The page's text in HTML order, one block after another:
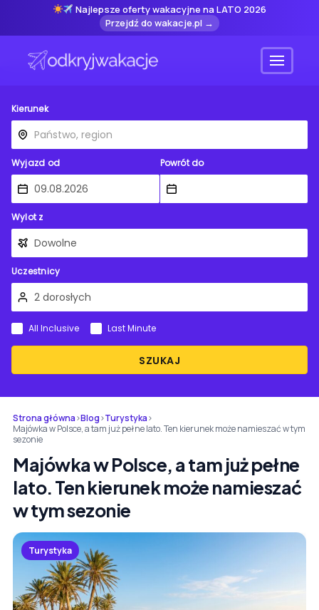
Najlepsze oferty wakacyjne na LATO 2026
Przejdź do wakacje.pl →
Menu
Kierunek
Wyjazd od Powrót do
Wylot z
Uczestnicy
SZUKAJ
All Inclusive Last Minute
Strona główna›Blog›Turystyka›
Majówka w Polsce, a tam już pełne lato. Ten kierunek może namieszać w tym
sezonie
Majówka w Polsce, a tam już pełne
lato. Ten kierunek może namieszać
w tym sezonie
Turystyka